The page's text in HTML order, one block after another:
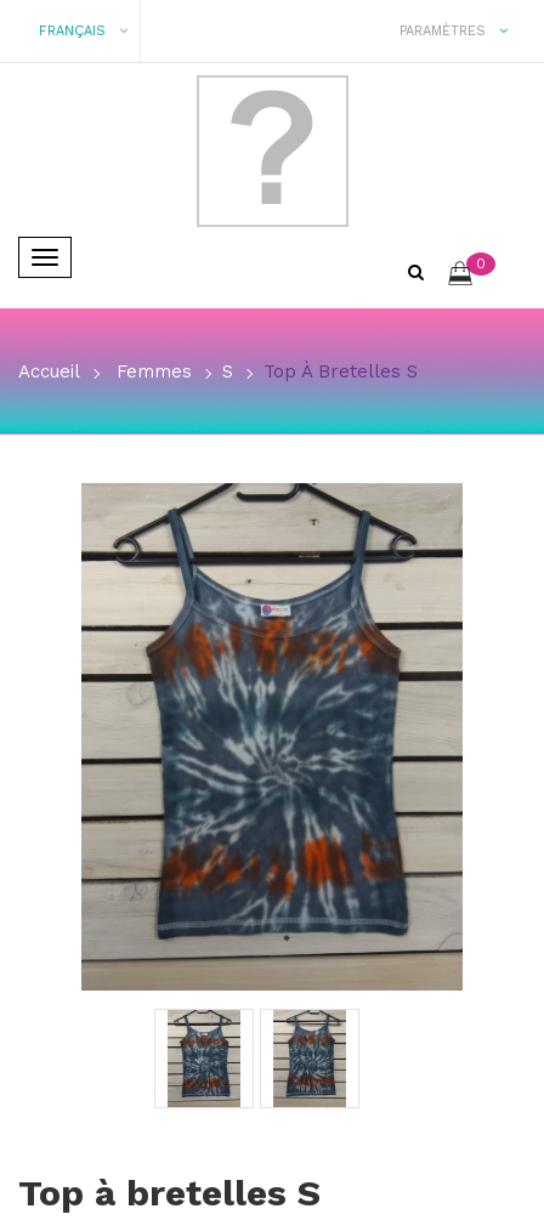
PARAMÈTRES
FRANÇAIS
Basculer
0
Accueil Femmes S Top À Bretelles S
Top à bretelles S